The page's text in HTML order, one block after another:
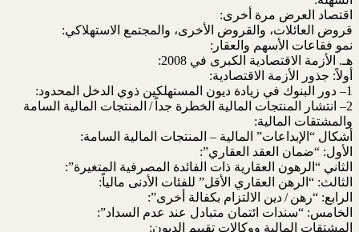
اقتصاد العرض مرة أخرى:
قروض العائلات، والقروض الأخرى، والمجتمع الاستهلاكي:
نمو فقاعات الأسهم والعقار:
هـ. الأزمة الاقتصادية الكبرى في 2008:
أولاً: جذور الأزمة الاقتصادية:
1– دور البنوك في زيادة ديون المستهلكين ذوي الدخل المحدود:
2– انتشار المنتجات المالية الخطرة جداً / المنتجات المالية السامة
والمشتقات المالية:
أشكال “الإبداعات” المالية – المنتجات المالية السامة:
الأول: “ضمان العقد العقاري”:
الثاني “الرهون العقارية ذات الفائدة المصرفية المتغيرة”:
الثالث: “الرهن العقاري الأقل” للفئات الأدنى مالياً:
الرابع: “رهن / دين الالتزام بكفالة أخرى”:
الخامس: “سندات ائتمان متبادل عند عدم السداد”:
المشتقات المالية ووكالات تقييم الديون: